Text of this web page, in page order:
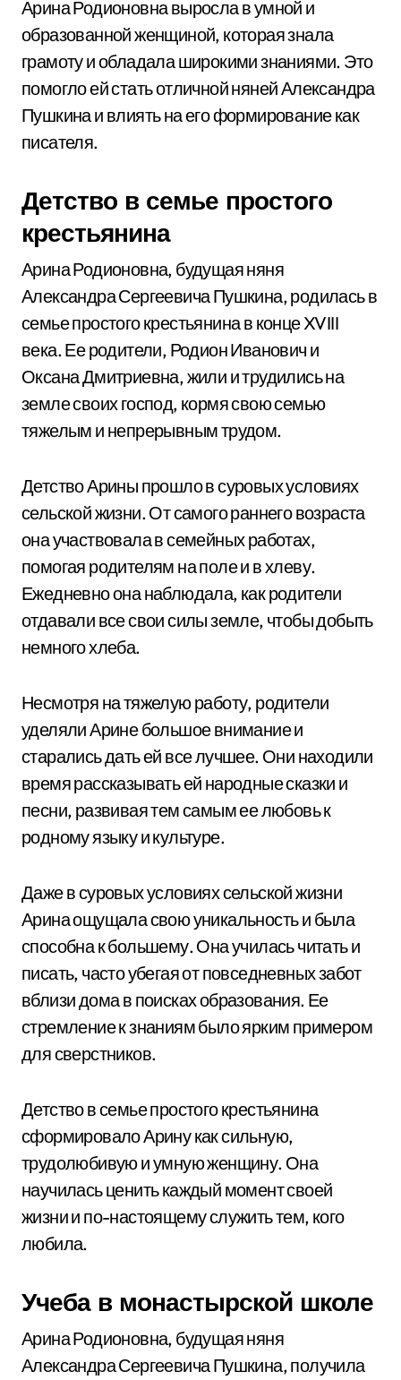
Арина Родионовна выросла в умной и
образованной женщиной, которая знала
грамоту и обладала широкими знаниями. Это
помогло ей стать отличной няней Александра
Пушкина и влиять на его формирование как
писателя.
Детство в семье простого
крестьянина
Арина Родионовна, будущая няня
Александра Сергеевича Пушкина, родилась в
семье простого крестьянина в конце XVIII
века. Ее родители, Родион Иванович и
Оксана Дмитриевна, жили и трудились на
земле своих господ, кормя свою семью
тяжелым и непрерывным трудом.
Детство Арины прошло в суровых условиях
сельской жизни. От самого раннего возраста
она участвовала в семейных работах,
помогая родителям на поле и в хлеву.
Ежедневно она наблюдала, как родители
отдавали все свои силы земле, чтобы добыть
немного хлеба.
Несмотря на тяжелую работу, родители
уделяли Арине большое внимание и
старались дать ей все лучшее. Они находили
время рассказывать ей народные сказки и
песни, развивая тем самым ее любовь к
родному языку и культуре.
Даже в суровых условиях сельской жизни
Арина ощущала свою уникальность и была
способна к большему. Она училась читать и
писать, часто убегая от повседневных забот
вблизи дома в поисках образования. Ее
стремление к знаниям было ярким примером
для сверстников.
Детство в семье простого крестьянина
сформировало Арину как сильную,
трудолюбивую и умную женщину. Она
научилась ценить каждый момент своей
жизни и по-настоящему служить тем, кого
любила.
Учеба в монастырской школе
Арина Родионовна, будущая няня
Александра Сергеевича Пушкина, получила